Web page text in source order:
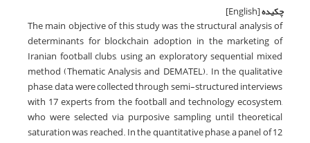
چکیده[English]
The main objective of this study was the structural analysis of
determinants for blockchain adoption in the marketing of
Iranian football clubs, using an exploratory sequential mixed
method (Thematic Analysis and DEMATEL). In the qualitative
phase, data were collected through semi-structured interviews
with 17 experts from the football and technology ecosystem,
who were selected via purposive sampling until theoretical
saturation was reached. In the quantitative phase, a panel of 12